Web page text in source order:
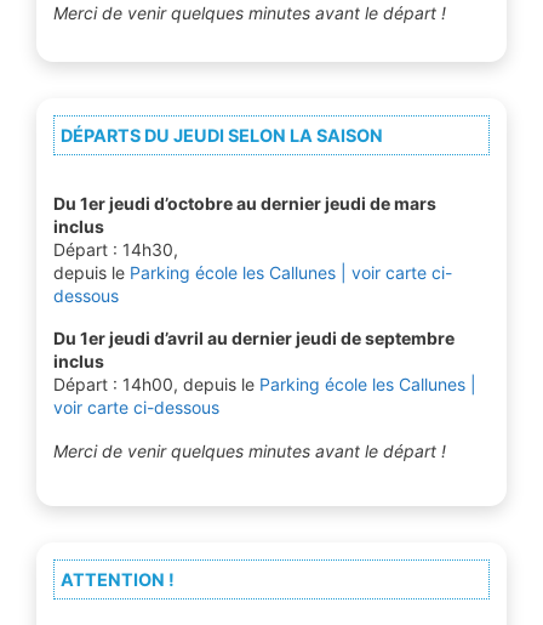
Merci de venir quelques minutes avant le départ !
DÉPARTS DU JEUDI SELON LA SAISON
Du 1er jeudi d’octobre au dernier jeudi de mars
inclus
Départ : 14h30,
depuis le Parking école les Callunes | voir carte ci-
dessous
Du 1er jeudi d’avril au dernier jeudi de septembre
inclus
Départ : 14h00, depuis le Parking école les Callunes |
voir carte ci-dessous
Merci de venir quelques minutes avant le départ !
ATTENTION !